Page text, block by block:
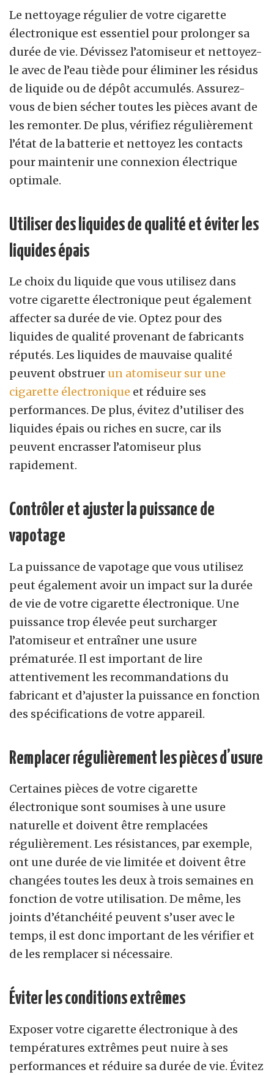
Le nettoyage régulier de votre cigarette
électronique est essentiel pour prolonger sa
durée de vie. Dévissez l’atomiseur et nettoyez-
le avec de l’eau tiède pour éliminer les résidus
de liquide ou de dépôt accumulés. Assurez-
vous de bien sécher toutes les pièces avant de
les remonter. De plus, vérifiez régulièrement
l’état de la batterie et nettoyez les contacts
pour maintenir une connexion électrique
optimale.
Utiliser des liquides de qualité et éviter les
liquides épais
Le choix du liquide que vous utilisez dans
votre cigarette électronique peut également
affecter sa durée de vie. Optez pour des
liquides de qualité provenant de fabricants
réputés. Les liquides de mauvaise qualité
peuvent obstruer un atomiseur sur une
cigarette électronique et réduire ses
performances. De plus, évitez d’utiliser des
liquides épais ou riches en sucre, car ils
peuvent encrasser l’atomiseur plus
rapidement.
Contrôler et ajuster la puissance de
vapotage
La puissance de vapotage que vous utilisez
peut également avoir un impact sur la durée
de vie de votre cigarette électronique. Une
puissance trop élevée peut surcharger
l’atomiseur et entraîner une usure
prématurée. Il est important de lire
attentivement les recommandations du
fabricant et d’ajuster la puissance en fonction
des spécifications de votre appareil.
Remplacer régulièrement les pièces d’usure
Certaines pièces de votre cigarette
électronique sont soumises à une usure
naturelle et doivent être remplacées
régulièrement. Les résistances, par exemple,
ont une durée de vie limitée et doivent être
changées toutes les deux à trois semaines en
fonction de votre utilisation. De même, les
joints d’étanchéité peuvent s’user avec le
temps, il est donc important de les vérifier et
de les remplacer si nécessaire.
Éviter les conditions extrêmes
Exposer votre cigarette électronique à des
températures extrêmes peut nuire à ses
performances et réduire sa durée de vie. Évitez